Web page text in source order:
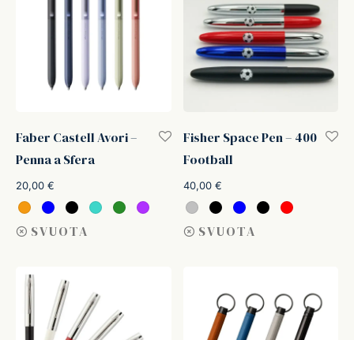
Faber Castell Avori –
Penna a Sfera
20,00 €
SVUOTA
Fisher Space Pen – 400
Football
40,00 €
SVUOTA